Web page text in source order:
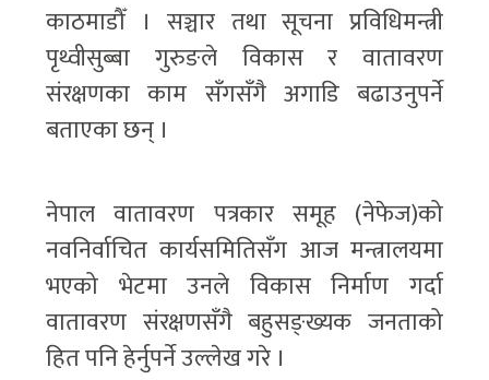
काठमाडौँ । सञ्चार तथा सूचना प्रविधिमन्त्री
पृथ्वीसुब्बा गुरुङले विकास र वातावरण
संरक्षणका काम सँगसँगै अगाडि बढाउनुपर्ने
बताएका छन् ।
नेपाल वातावरण पत्रकार समूह (नेफेज)को
नवनिर्वाचित कार्यसमितिसँग आज मन्त्रालयमा
भएको भेटमा उनले विकास निर्माण गर्दा
वातावरण संरक्षणसँगै बहुसङ्ख्यक जनताको
हित पनि हेर्नुपर्ने उल्लेख गरे ।